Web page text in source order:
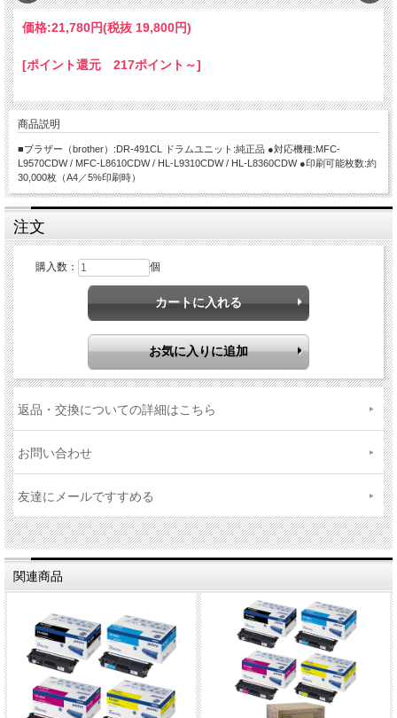
価格:21,780円(税抜 19,800円)
[ポイント還元 217ポイント～]
商品説明
■ブラザー（brother）:DR-491CL ドラムユニット:純正品 ●対応機種:MFC-
L9570CDW / MFC-L8610CDW / HL-L9310CDW / HL-L8360CDW ●印刷可能枚数:約
30,000枚（A4／5%印刷時）
注文
購入数： 個
返品・交換についての詳細はこちら
お問い合わせ
友達にメールですすめる
関連商品